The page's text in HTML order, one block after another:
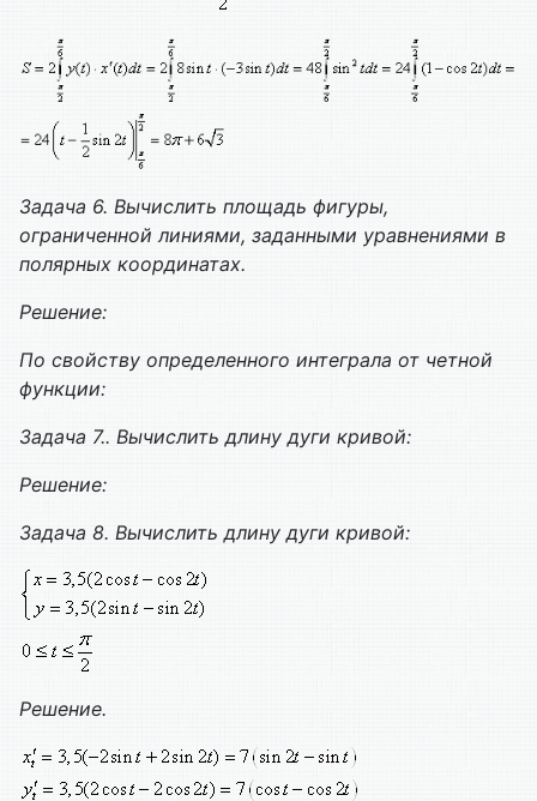
Задача 6. Вычислить площадь фигуры,
ограниченной линиями, заданными уравнениями в
полярных координатах.
Решение:
По свойству определенного интеграла от четной
функции:
Задача 7.. Вычислить длину дуги кривой:
Решение:
Задача 8. Вычислить длину дуги кривой:
Решение.